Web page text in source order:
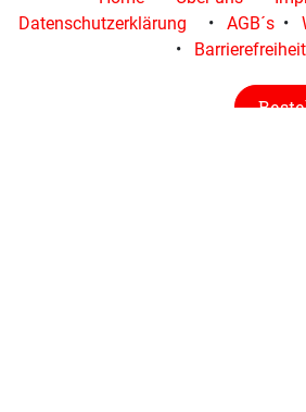
Datenschutzerklärung
• AGB´s •
•
Barrierefreiheit